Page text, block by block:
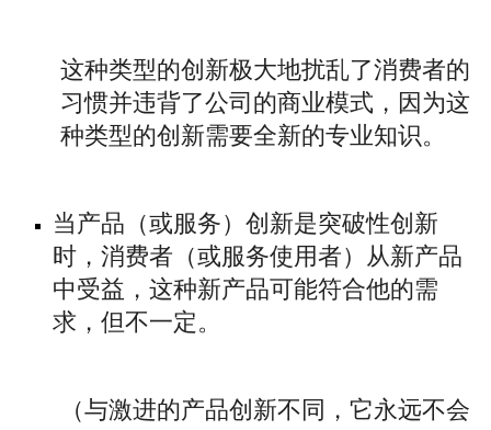
这种类型的创新极大地扰乱了消费者的
习惯并违背了公司的商业模式，因为这
种类型的创新需要全新的专业知识。
当产品（或服务）创新是突破性创新
时，消费者（或服务使用者）从新产品
中受益，这种新产品可能符合他的需
求，但不一定。
（与激进的产品创新不同，它永远不会